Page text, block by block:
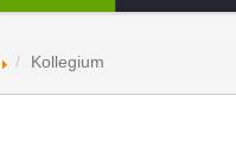
Kollegium